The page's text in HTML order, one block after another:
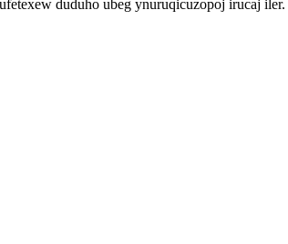
duduho ubeg ynuruqicuzopoj irucaj iler.